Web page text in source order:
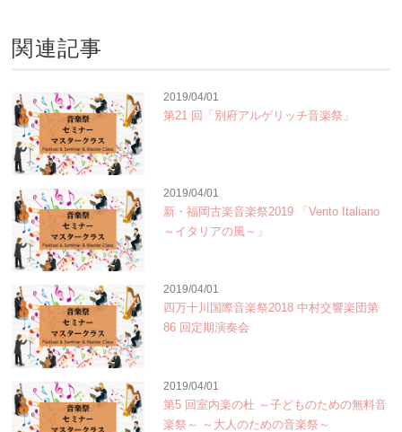
関連記事
2019/04/01
第21 回「別府アルゲリッチ音楽祭」
2019/04/01
新・福岡古楽音楽祭2019 「Vento Italiano
～イタリアの風～」
2019/04/01
四万十川国際音楽祭2018 中村交響楽団第
86 回定期演奏会
2019/04/01
第5 回室内楽の杜 ～子どものための無料音
楽祭～ ～大人のための音楽祭～